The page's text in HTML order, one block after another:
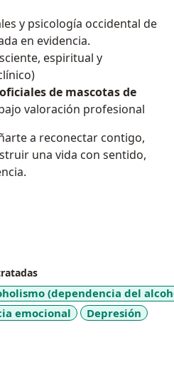
y psicología occidental de
en evidencia.
espiritual y
de mascotas de
valoración profesional
a reconectar contigo,
una vida con sentido,
(dependencia del
emocional
Depresión